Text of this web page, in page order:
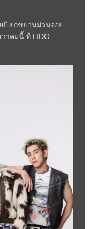
ปี ยกขบวนม่วนจอย
าคมนี้ ที่ LIDO